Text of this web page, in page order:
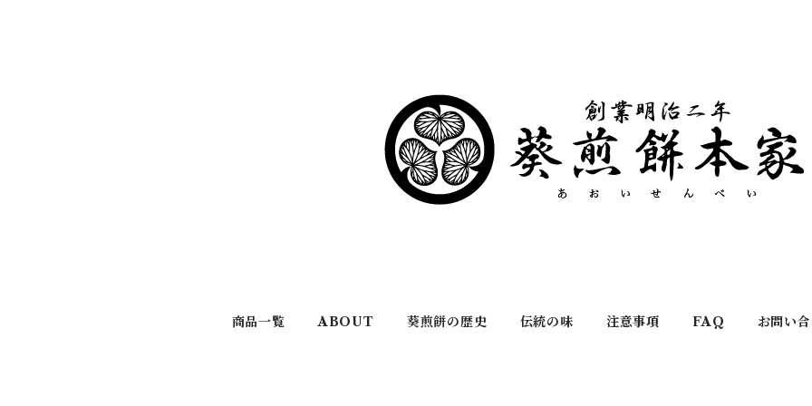
商品一覧 ABOUT 葵煎餅の歴史 伝統の味 注意事項 FAQ お問い